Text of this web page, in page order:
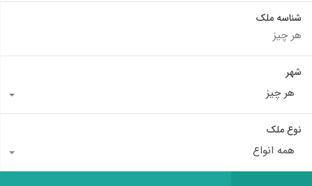
شناسه ملک
شهر
هر چیز
نوع ملک
همه انواع